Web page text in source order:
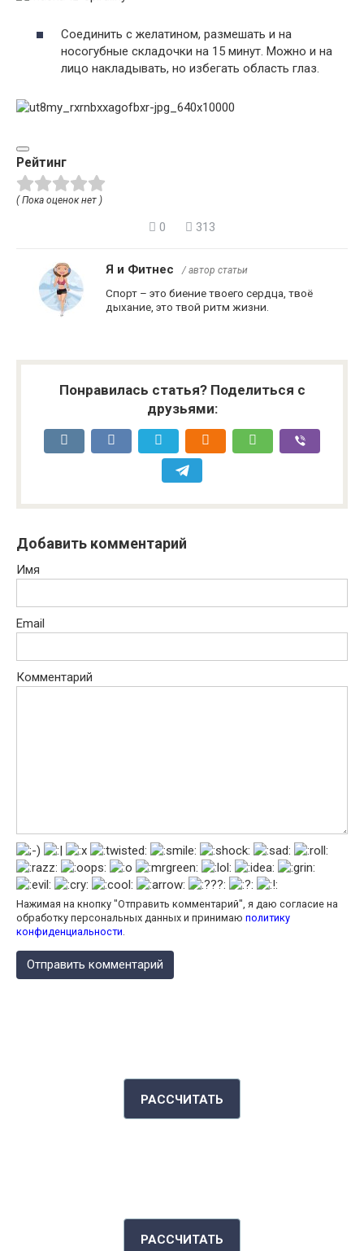
Соединить с желатином, размешать и на
носогубные складочки на 15 минут. Можно и на
лицо накладывать, но избегать область глаз.
Рейтинг
( Пока оценок нет )
0 313
Я и Фитнес / автор статьи
Спорт – это биение твоего сердца, твоё
дыхание, это твой ритм жизни.
Понравилась статья? Поделиться с
друзьями:
Добавить комментарий
Имя
Email
Комментарий
Нажимая на кнопку "Отправить комментарий", я даю согласие на
обработку персональных данных и принимаю политику
конфиденциальности.
РАССЧИТАТЬ
РАССЧИТАТЬ